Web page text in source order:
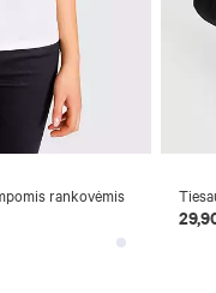
rankovėmis